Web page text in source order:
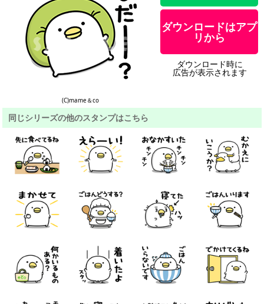
(C)mame＆co
ダウンロードはアプ
リから
ダウンロード時に
広告が表示されます
同じシリーズの他のスタンプはこちら